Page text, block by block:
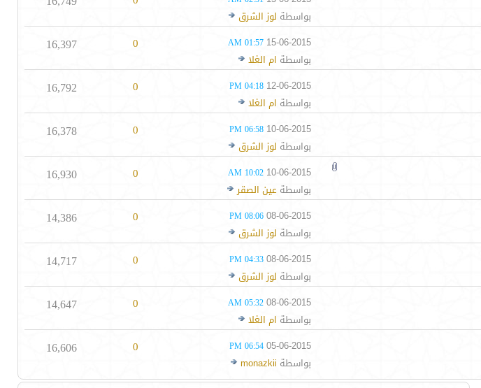
بواسطة لوز الشرق
15-06-2015
01:57 AM
بواسطة ام الغلا
0
16,397
12-06-2015
04:18 PM
بواسطة ام الغلا
0
16,792
10-06-2015
06:58 PM
بواسطة لوز الشرق
0
16,378
10-06-2015
10:02 AM
بواسطةعين الصقر
0
16,930
08-06-2015
08:06 PM
بواسطة لوز الشرق
0
14,386
08-06-2015
04:33 PM
بواسطة لوز الشرق
0
14,717
08-06-2015
05:32 AM
بواسطة ام الغلا
0
14,647
05-06-2015
06:54 PM
بواسطة monazkii
0
16,606